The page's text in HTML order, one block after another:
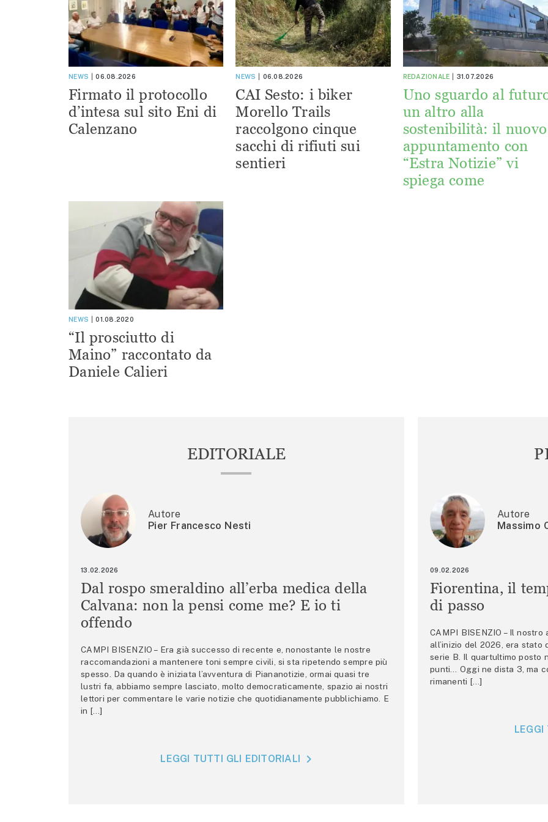
NEWS 06.08.2026
Firmato il protocollo
d’intesa sul sito Eni di
Calenzano
NEWS 06.08.2026
CAI Sesto: i biker
Morello Trails
raccolgono cinque
sacchi di rifiuti sui
sentieri
REDAZIONALE 31.07.2026
Uno sguardo al
un altro alla
sostenibilità: il nuovo
appuntamento con
“Estra Notizie” vi
spiega come
NEWS 01.08.2020
“Il prosciutto di
Maino” raccontato da
Daniele Calieri
EDITORIALE
Autore
Pier Francesco Nesti
13.02.2026
Dal rospo smeraldino all’erba medica della
Calvana: non la pensi come me? E io ti
offendo
CAMPI BISENZIO – Era già successo di recente e, nonostante le nostre
raccomandazioni a mantenere toni sempre civili, si sta ripetendo sempre più
spesso. Da quando è iniziata l’avventura di Piananotizie, ormai quasi tre
lustri fa, abbiamo sempre lasciato, molto democraticamente, spazio ai nostri
lettori per commentare le varie notizie che quotidianamente pubblichiamo. E
in […]
LEGGI TUTTI GLI EDITORIALI
Autore
Massimo
09.02.2026
Fiorentina, il
di passo
CAMPI BISENZIO – Il
all’inizio del 2026, era stato
serie B. Il quartultimo posto
punti… Oggi ne dista 3, ma
rimanenti […]